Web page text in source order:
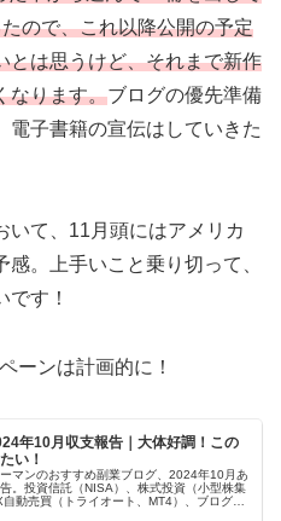
ので、これ以降公開の予定
とは思うけど、それまで新作
なります。ブログの優先準備
電子書籍の宣伝はしていきた
いて、11月頭にはアメリカ
。上手いこと乗り切って、
す！
ーンは計画的に！
年10月収支報告｜大体好調！この
い！
マンのおすすめ副業ブログ、2024年10月あ
。投資信託（NISA）、株式投資（小型株集
自動売買（トライオート、MT4）、ブログ